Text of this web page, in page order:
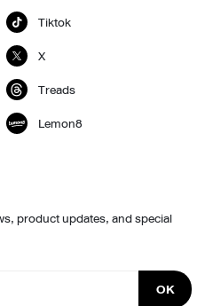
Tiktok
X
Treads
Lemon8
product updates, and special
OK